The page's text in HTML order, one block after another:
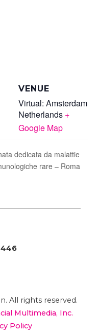
VENUE
Virtual: Amsterdam
Netherlands +
Google Map
dedicata da malattie
rare – Roma
All rights reserved.
Multimedia, Inc.
Policy